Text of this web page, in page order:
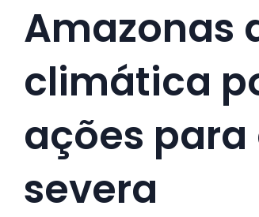
Amazonas
climática
ações
severa